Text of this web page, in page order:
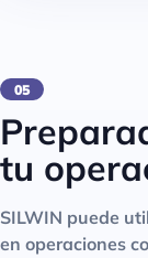
05
tu
SILWIN puede
en operaciones